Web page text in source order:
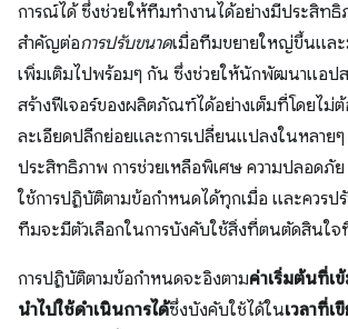
การณ์ได้ ซึ่งช่วยให้ทีมทํางานได้อย่างมีประสิทธิ
สําคัญต่อการปรับขนาดเมื่อทีมขยายใหญ่ขึ้นแล
เพิ่มเติมไปพร้อมๆ กัน ซึ่งช่วยให้นักพัฒนาแอป
สร้างฟีเจอร์ของผลิตภัณฑ์ได้อย่างเต็มที่โดยไม่ต้
ละเอียดปลีกย่อยและการเปลี่ยนแปลงในหลายๆ
ประสิทธิภาพ การช่วยเหลือพิเศษ ความปลอดภั
ใช้การปฏิบัติตามข้อกำหนดได้ทุกเมื่อ และควรป
ทีมจะมีตัวเลือกในการบังคับใช้สิ่งที่ตนตัดสินใ
การปฏิบัติตามข้อกำหนดจะอิงตามค่าเริ่มต้นที่เ
นําไปใช้ดำเนินการได้ซึ่งบังคับใช้ได้ในเวลาที่เ